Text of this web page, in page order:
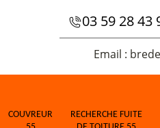
03 59 28 43
Email :
COUVREUR
RECHERCHE FUITE